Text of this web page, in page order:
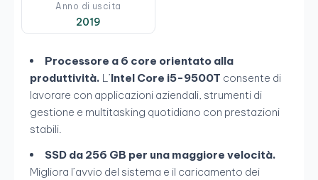
Anno di uscita
2019
Processore a 6 core orientato alla
produttività. L’Intel Core i5-9500T consente di
lavorare con applicazioni aziendali, strumenti di
gestione e multitasking quotidiano con prestazioni
stabili.
SSD da 256 GB per una maggiore velocità.
Migliora l’avvio del sistema e il caricamento dei